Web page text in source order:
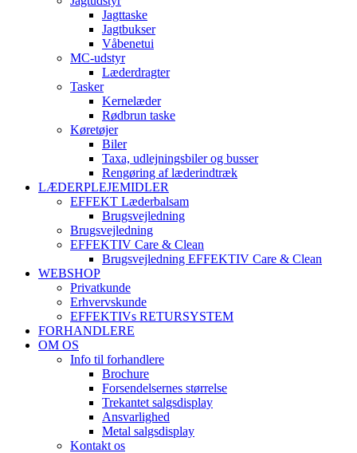
Jagttaske
Jagtbukser
Våbenetui
MC-udstyr
Læderdragter
Tasker
Kernelæder
Rødbrun taske
Køretøjer
Biler
Taxa, udlejningsbiler og busser
Rengøring af læderindtræk
LÆDERPLEJEMIDLER
EFFEKT Læderbalsam
Brugsvejledning
Brugsvejledning
EFFEKTIV Care & Clean
Brugsvejledning EFFEKTIV Care & Clean
WEBSHOP
Privatkunde
Erhvervskunde
EFFEKTIVs RETURSYSTEM
FORHANDLERE
OM OS
Info til forhandlere
Brochure
Forsendelsernes størrelse
Trekantet salgsdisplay
Ansvarlighed
Metal salgsdisplay
Kontakt os